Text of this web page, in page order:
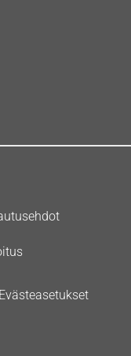
Evästeasetukset